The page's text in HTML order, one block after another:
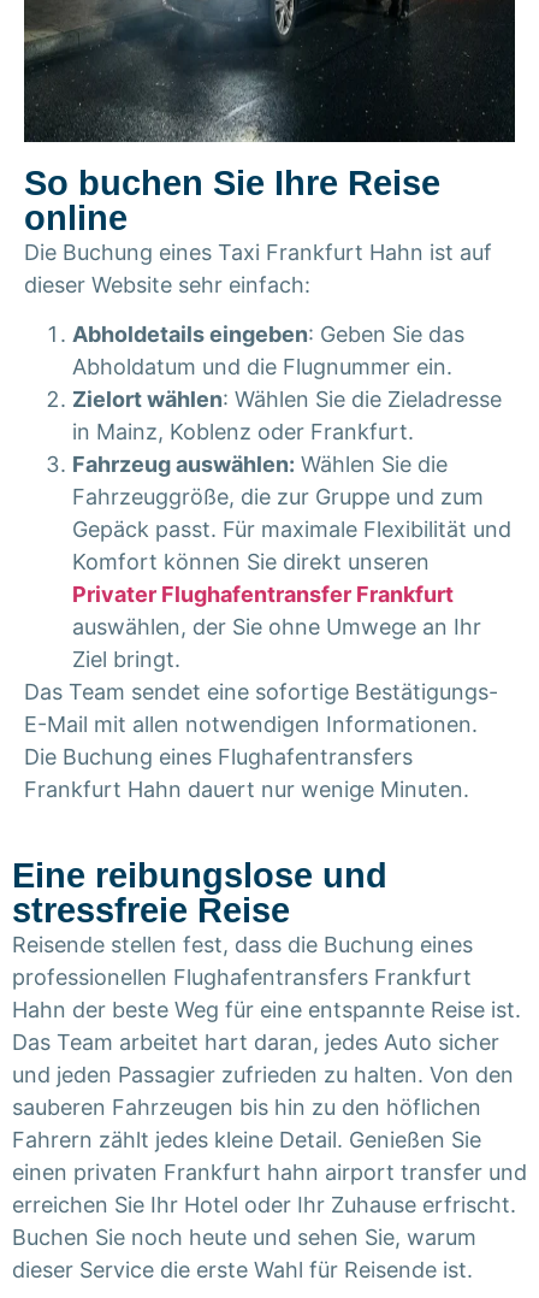
So buchen Sie Ihre Reise
online
Die Buchung eines Taxi Frankfurt Hahn ist auf
dieser Website sehr einfach:
Abholdetails eingeben: Geben Sie das
Abholdatum und die Flugnummer ein.
Zielort wählen: Wählen Sie die Zieladresse
in Mainz, Koblenz oder Frankfurt.
Fahrzeug auswählen: Wählen Sie die
Fahrzeuggröße, die zur Gruppe und zum
Gepäck passt. Für maximale Flexibilität und
Komfort können Sie direkt unseren
Privater Flughafentransfer Frankfurt
auswählen, der Sie ohne Umwege an Ihr
Ziel bringt.
Das Team sendet eine sofortige Bestätigungs-
E-Mail mit allen notwendigen Informationen.
Die Buchung eines Flughafentransfers
Frankfurt Hahn dauert nur wenige Minuten.
Eine reibungslose und
stressfreie Reise
Reisende stellen fest, dass die Buchung eines
professionellen Flughafentransfers Frankfurt
Hahn der beste Weg für eine entspannte Reise ist.
Das Team arbeitet hart daran, jedes Auto sicher
und jeden Passagier zufrieden zu halten. Von den
sauberen Fahrzeugen bis hin zu den höflichen
Fahrern zählt jedes kleine Detail. Genießen Sie
einen privaten Frankfurt hahn airport transfer und
erreichen Sie Ihr Hotel oder Ihr Zuhause erfrischt.
Buchen Sie noch heute und sehen Sie, warum
dieser Service die erste Wahl für Reisende ist.